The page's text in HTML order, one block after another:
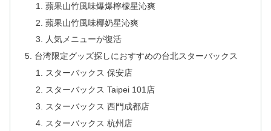
蘋果山竹風味爆爆檸檬星沁爽
蘋果山竹風味椰奶星沁爽
人気メニューが復活
台湾限定グッズ探しにおすすめの台北スターバックス
スターバックス 保安店
スターバックス Taipei 101店
スターバックス 西門成都店
スターバックス 杭州店